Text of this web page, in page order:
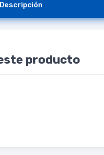
Descripción
producto